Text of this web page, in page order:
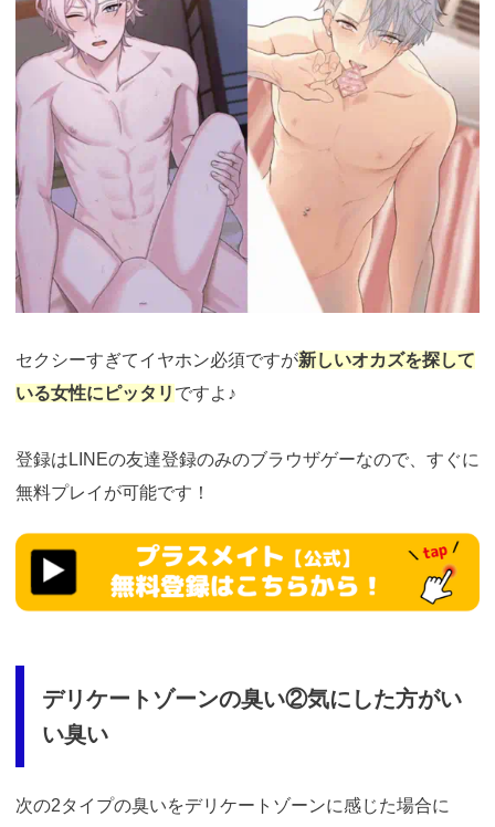
セクシーすぎてイヤホン必須ですが新しいオカズを探して
いる女性にピッタリ ですよ♪
登録はLINEの友達登録のみのブラウザゲーなので、すぐに
無料プレイが可能です！
https://fam-
ad.com/ad/p/r?
_site=77933&_article=23375
デリケートゾーンの臭い②気にした方がい
い臭い
次の2タイプの臭いをデリケートゾーンに感じた場合に